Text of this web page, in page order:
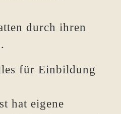
durch ihren
für Einbildung
hat eigene